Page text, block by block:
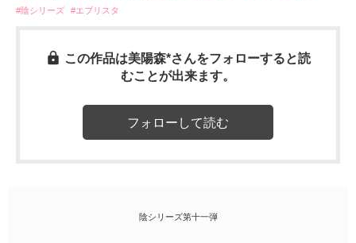
#陰シリーズ
#エブリスタ
この作品は美陽森*さんをフォローすると読
むことが出来ます。
陰シリーズ第十一弾